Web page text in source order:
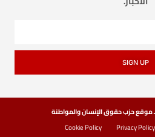
SIGN UP
حزب حقوق الإنسان والمواطنة
Privacy Policy
Cookie Policy